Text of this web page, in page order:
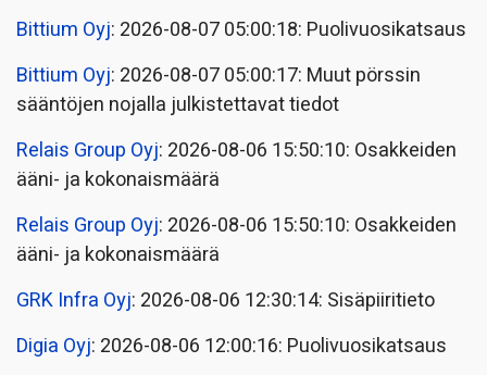
Bittium Oyj: 2026-08-07 05:00:18: Puolivuosikatsaus
Bittium Oyj: 2026-08-07 05:00:17: Muut pörssin
sääntöjen nojalla julkistettavat tiedot
Relais Group Oyj: 2026-08-06 15:50:10: Osakkeiden
ääni- ja kokonaismäärä
Relais Group Oyj: 2026-08-06 15:50:10: Osakkeiden
ääni- ja kokonaismäärä
GRK Infra Oyj: 2026-08-06 12:30:14: Sisäpiiritieto
Digia Oyj: 2026-08-06 12:00:16: Puolivuosikatsaus